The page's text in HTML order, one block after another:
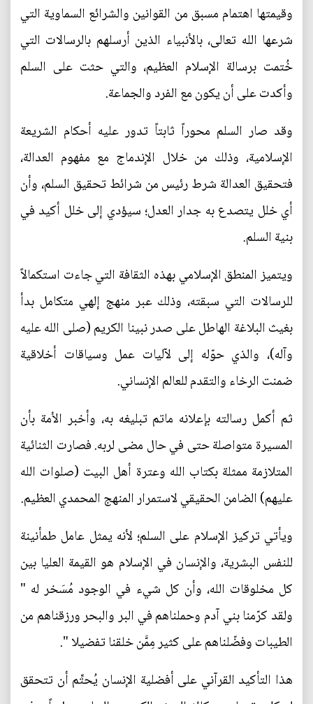
وقيمتها اهتمام مسبق من القوانين والشرائع السماوية التي
شرعها الله تعالى، بالأنبياء الذين أرسلهم بالرسالات التي
خُتمت برسالة الإسلام العظيم، والتي حثت على السلم
وأكدت على أن يكون مع الفرد والجماعة.
وقد صار السلم محوراً ثابتاً تدور عليه أحكام الشريعة
الإسلامية، وذلك من خلال الإندماج مع مفهوم العدالة،
فتحقيق العدالة شرط رئيس من شرائط تحقيق السلم، وأن
أي خلل يتصدع به جدار العدل؛ سيؤدي إلى خلل أكيد في
بنية السلم.
ويتميز المنطق الإسلامي بهذه الثقافة التي جاءت استكمالاً
للرسالات التي سبقته، وذلك عبر منهج إلهي متكامل بدأ
بغيث البلاغة الهاطل على صدر نبينا الكريم (صلى الله عليه
وآله)، والذي حوّله إلى لآليات عمل وسياقات أخلاقية
ضمنت الرخاء والتقدم للعالم الإنساني.
ثم أكمل رسالته بإعلانه ماتم تبليغه به، وأخبر الأمة بأن
المسيرة متواصلة حتى في حال مضى لربه. فصارت الثنائية
المتلازمة ممثلة بكتاب الله وعترة أهل البيت (صلوات الله
عليهم) الضامن الحقيقي لاستمرار المنهج المحمدي العظيم.
ويأتي تركيز الإسلام على السلم؛ لأنه يمثل عامل طمأنينة
للنفس البشرية، والإنسان في الإسلام هو القيمة العليا بين
كل مخلوقات الله، وأن كل شيء في الوجود مُسَخر له "
ولقد كرّمنا بني آدم وحملناهم في البر والبحر ورزقناهم من
الطيبات وفضّلناهم على كثير مِمَّن خلقنا تفضيلا ".
هذا التأكيد القرآني على أفضلية الإنسان يُحتِّم أن تتحقق